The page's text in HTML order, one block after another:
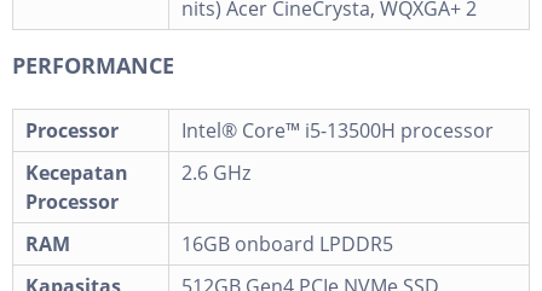
nits) Acer CineCrysta, WQXGA+ 2
PERFORMANCE
Processor
Intel® Core™ i5-13500H processor
Kecepatan
Processor
2.6 GHz
RAM
16GB onboard LPDDR5